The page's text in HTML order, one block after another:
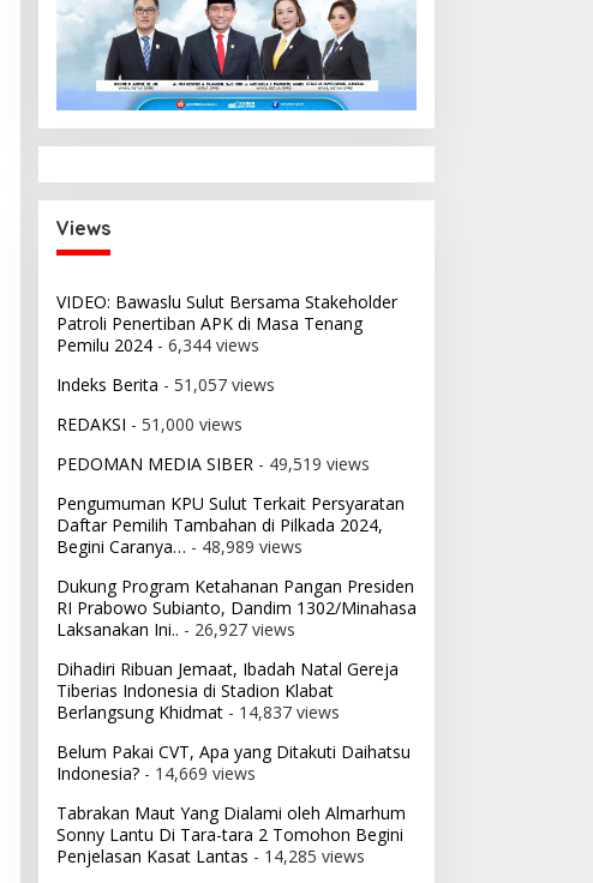
Views
VIDEO: Bawaslu Sulut Bersama Stakeholder
Patroli Penertiban APK di Masa Tenang
Pemilu 2024- 6,344 views
Indeks Berita - 51,057 views
REDAKSI - 51,000 views
PEDOMAN MEDIA SIBER- 49,519 views
Pengumuman KPU Sulut Terkait Persyaratan
Daftar Pemilih Tambahan di Pilkada 2024,
Begini Caranya… - 48,989 views
Dukung Program Ketahanan Pangan Presiden
RI Prabowo Subianto, Dandim 1302/Minahasa
Laksanakan Ini.. - 26,927 views
Dihadiri Ribuan Jemaat, Ibadah Natal Gereja
Tiberias Indonesia di Stadion Klabat
Berlangsung Khidmat- 14,837 views
Belum Pakai CVT, Apa yang Ditakuti Daihatsu
Indonesia?- 14,669 views
Tabrakan Maut Yang Dialami oleh Almarhum
Sonny Lantu Di Tara-tara 2 Tomohon Begini
Penjelasan Kasat Lantas - 14,285 views